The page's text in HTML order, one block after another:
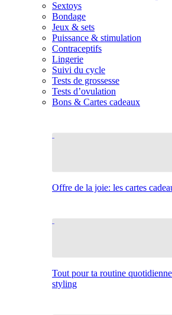
Sextoys
Bondage
Jeux & sets
Puissance & stimulation
Contraceptifs
Lingerie
Suivi du cycle
Tests de grossesse
Tests d’ovulation
Bons & Cartes cadeaux
Offre de la joie: les cartes
Tout pour ta routine
styling